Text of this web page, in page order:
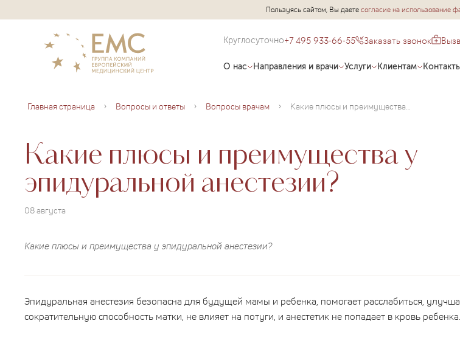
Пользуясь сайтом, Вы даетесогласие на использование
Круглосуточно+7 495 933-66-55 Заказать звонок
О нас Направления и врачи Услуги Клиентам
Главная страница Вопросы и ответы Вопросы врачам Какие плюсы и преимущества у эпидуральной анестезии?
Какие плюсы и преимущества у
эпидуральной анестезии?
08 августа
Какие плюсы и преимущества у эпидуральной анестезии?
Эпидуральная анестезия безопасна для будущей мамы и ребенка, помогает расслабиться,
сократительную способность матки, не влияет на потуги, и анестетик не попадает в кровь ребенка.